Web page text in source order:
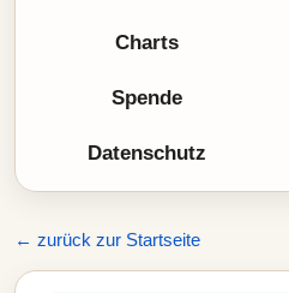
Charts
Spende
Datenschutz
← zurück zur Startseite